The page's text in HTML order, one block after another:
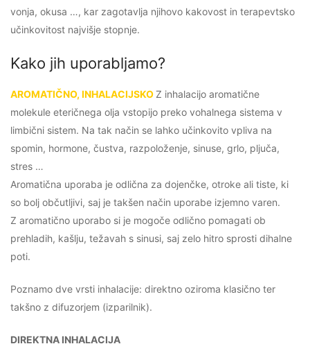
vonja, okusa …, kar zagotavlja njihovo kakovost in terapevtsko
učinkovitost najvišje stopnje.
Kako jih uporabljamo?
AROMATIČNO, INHALACIJSKOZ inhalacijo aromatične
molekule eteričnega olja vstopijo preko vohalnega sistema v
limbični sistem. Na tak način se lahko učinkovito vpliva na
spomin, hormone, čustva, razpoloženje, sinuse, grlo, pljuča,
stres …
Aromatična uporaba je odlična za dojenčke, otroke ali tiste, ki
so bolj občutljivi, saj je takšen način uporabe izjemno varen.
Z aromatično uporabo si je mogoče odlično pomagati ob
prehladih, kašlju, težavah s sinusi, saj zelo hitro sprosti dihalne
poti.
Poznamo dve vrsti inhalacije: direktno oziroma klasično ter
takšno z difuzorjem (izparilnik).
DIREKTNA INHALACIJA